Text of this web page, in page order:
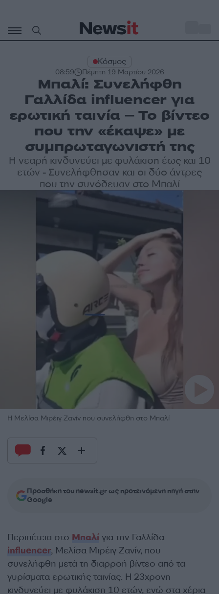
περιεχόμενο
Κόσμος
08:59 Πέμπτη 19 Μαρτίου 2026
Μπαλί: Συνελήφθη
Γαλλίδα influencer για
ερωτική ταινία – Το βίντεο
που την «έκαψε» με
συμπρωταγωνιστή της
Η νεαρή κινδυνεύει με φυλάκιση έως και 10
ετών - Συνελήφθησαν και οι δύο άντρες
που την συνόδευαν στο Μπαλί
Η Μελίσα Μιρέιγ Ζανίν που συνελήφθη στο Μπαλί
Προσθήκη του newsit.gr ως προτεινόμενη πηγή στην
Google
Περιπέτεια στο Μπαλί για την Γαλλίδα
influencer, Μελίσα Μιρέιγ Ζανίν, που
συνελήφθη μετά τη διαρροή βίντεο από τα
γυρίσματα ερωτικής ταινίας. Η 23χρονη
κινδυνεύει με φυλάκιση 10 ετών, ενώ στα χέρια